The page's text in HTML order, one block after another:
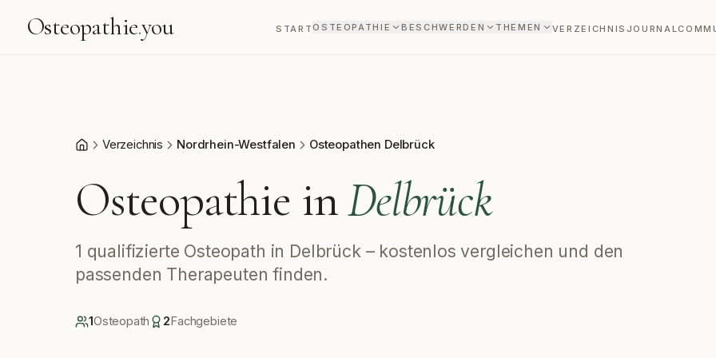
Osteopathie.you START OSTEOPATHIE BESCHWERDEN THEMEN VERZEICHNIS JOURNAL
Start Verzeichnis Nordrhein-Westfalen Osteopathen Delbrück
Osteopathie inDelbrück
1 qualifizierte Osteopath in Delbrück – kostenlos vergleichen und den
passenden Therapeuten finden.
1Osteopath 2Fachgebiete